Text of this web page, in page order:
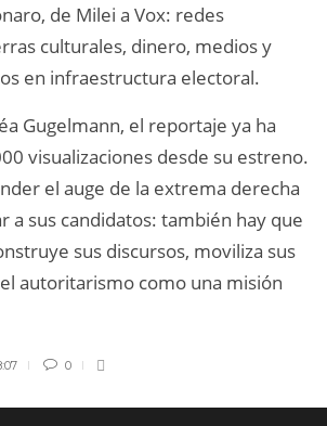
de Milei a Vox: redes
culturales, dinero, medios y
en infraestructura electoral.
Gugelmann, el reportaje ya ha
visualizaciones desde su estreno.
el auge de la extrema derecha
a sus candidatos: también hay que
sus discursos, moviliza sus
autoritarismo como una misión
0